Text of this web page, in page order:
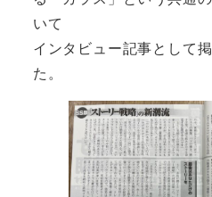
いて
インタビュー記事として
た。